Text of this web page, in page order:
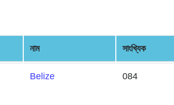
নাম সাংখ্যিক
Belize 084